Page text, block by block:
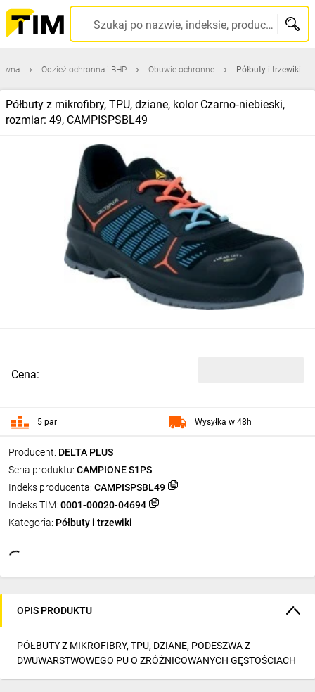
Szukaj po nazwie, indeksie, producencie, kodzie kreskowym...
Odzież ochronna i BHP Obuwie ochronne Półbuty i trzewiki
Półbuty z mikrofibry, TPU, dziane, kolor Czarno‑niebieski,
rozmiar: 49, CAMPISPSBL49
Producent: DELTA PLUS
Seria produktu: CAMPIONE S1PS
Indeks producenta: CAMPISPSBL49
Indeks TIM: 0001-00020-04694
Kategoria: Półbuty i trzewiki
Cena:
5 par Wysyłka w 48h
OPIS PRODUKTU
PÓŁBUTY Z MIKROFIBRY, TPU, DZIANE, PODESZWA Z
DWUWARSTWOWEGO PU O ZRÓŻNICOWANYCH GĘSTOŚCIACH